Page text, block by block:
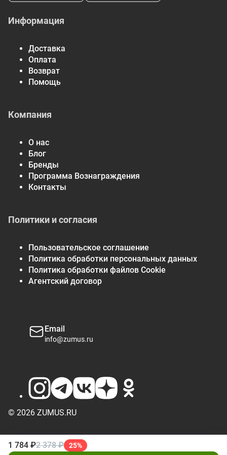
ресвератрол-SR
замедленным
полигонального чашки
(корень)
†Суточная доза не определена
1 784 ₽2 378 ₽ 25%
Информация
Доставка
Оплата
Возврат
Помощь
Компания
О нас
Блог
Бренды
Программа Вознаграждения
Контакты
Политики и согласия
Пользовательское соглашение
Политика обработки персональных данных
Политика обработки файлов Cookie
Агентский договор
Email
info@zumus.ru
© 2026 ZUMUS.RU